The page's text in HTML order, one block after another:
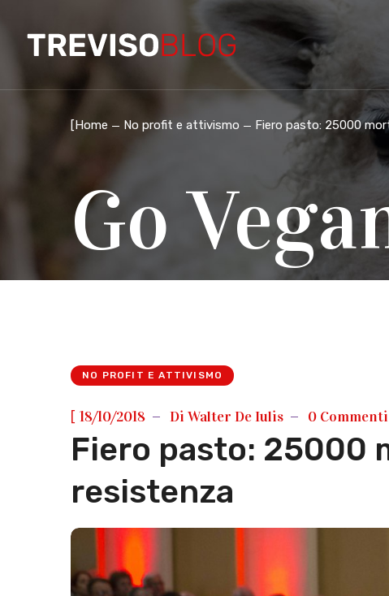
[Home No profit e attivismo Fiero pasto: 25000
Go
NO PROFIT E ATTIVISMO
[ 18/10/2018 DiWalter De Iulis 0 Commenti
Fiero pasto: 25000
resistenza